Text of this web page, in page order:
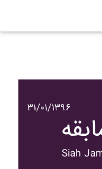
۳۱/۰۱/۱۳۹۶
Siah